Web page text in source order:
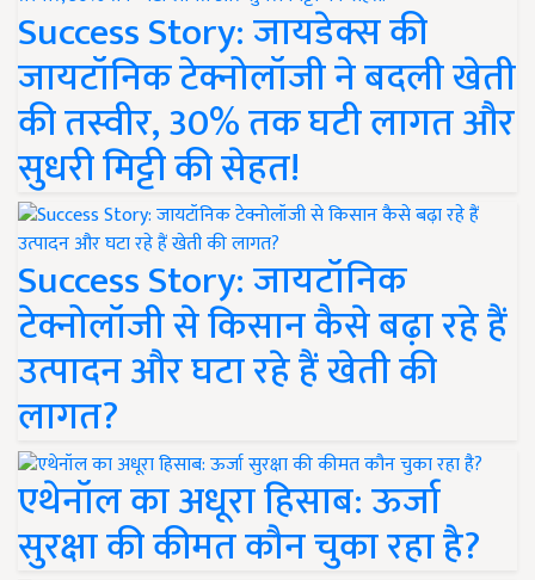
Success Story: जायडेक्स की
जायटॉनिक टेक्नोलॉजी ने बदली खेती
की तस्वीर, 30% तक घटी लागत और
सुधरी मिट्टी की सेहत!
Success Story: जायटॉनिक
टेक्नोलॉजी से किसान कैसे बढ़ा रहे हैं
उत्पादन और घटा रहे हैं खेती की
लागत?
एथेनॉल का अधूरा हिसाब: ऊर्जा
सुरक्षा की कीमत कौन चुका रहा है?